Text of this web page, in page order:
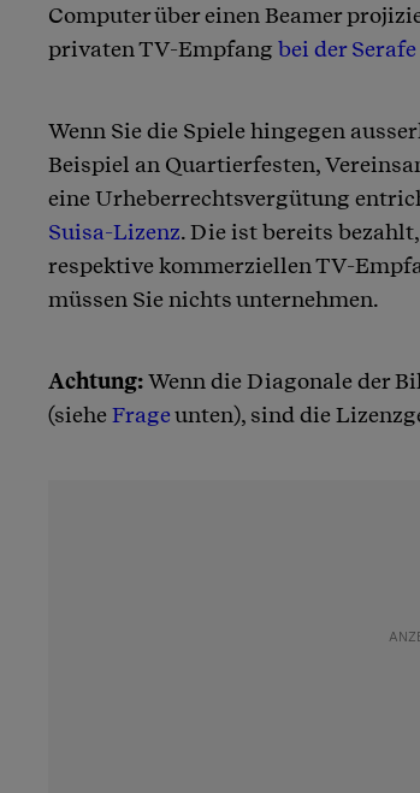
Computer über einen Beamer
privaten TV-Empfang bei der Serafe
Wenn Sie die Spiele hingegen
Beispiel an Quartierfesten,
eine Urheberrechtsvergütung
Suisa-Lizenz. Die ist bereits
respektive kommerziellen TV-
müssen Sie nichts unternehmen.
Achtung:Wenn die Diagonale der
(sieheFrageunten), sind die